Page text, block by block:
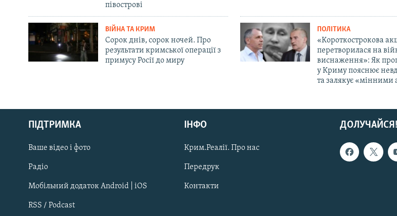
Русский
Qırımtatar
ДОЛУЧАЙСЯ!
півострові
ВІЙНА ТА КРИМ
Сорок днів, сорок ночей. Про
результати кримської операції з
примусу Росії до миру
ПОЛІТИКА
«Короткострокова
перетворилася на
виснаження»: Як
у Криму пояснює
та залякує «мінними
ДОЛУЧАЙСЯ!
ПІДТРИМКА
Ваше відео і фото
Радіо
Мобільний додаток Android | iOS
RSS / Podcast
ІНФО
Крим.Реалії. Про нас
Передрук
Контакти